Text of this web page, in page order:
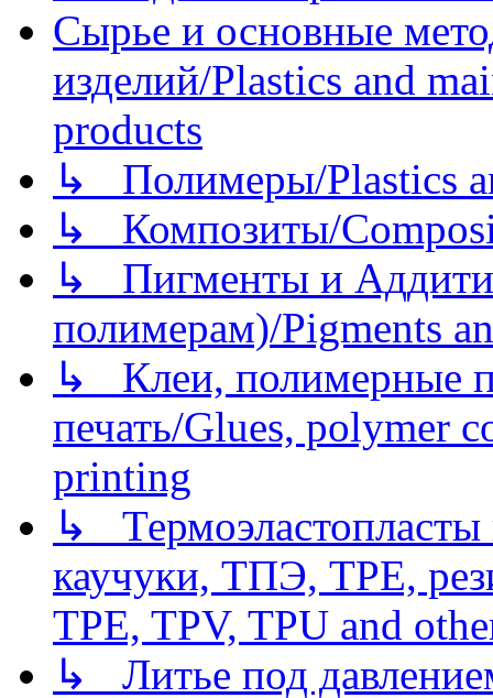
Сырье и основные
изделий/Plastics and
products
↳ Полимеры/Plastics
↳ Композиты/
↳ Пигменты и
полимерам)/Pigments
↳ Клеи, полимерные
печать/Glues, polymer
printing
↳
каучуки, ТПЭ, TPE,
TPE, TPV, TPU and
↳ Литье под